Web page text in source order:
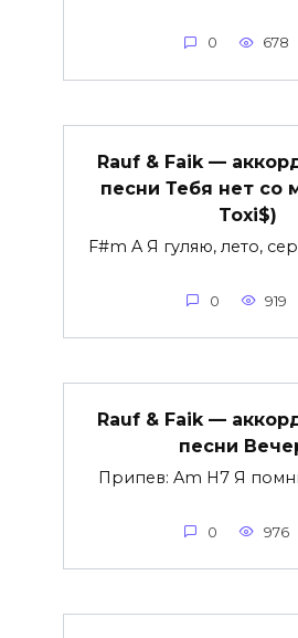
0 678
Rauf & Faik —
песни Тебя нет со
Toxi$)
F#m A Я гуляю, лето,
0 919
Rauf & Faik —
песни
Припев: Am H7 Я
0 976